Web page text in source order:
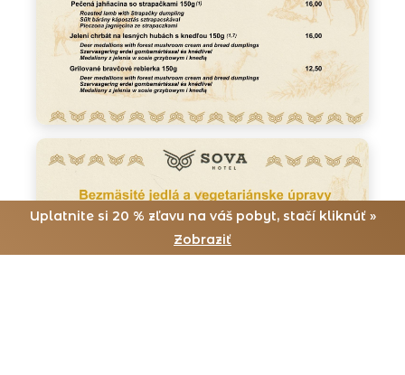
Uplatnite si 20 % zľavu na váš pobyt, stačí kliknúť »
Zobraziť